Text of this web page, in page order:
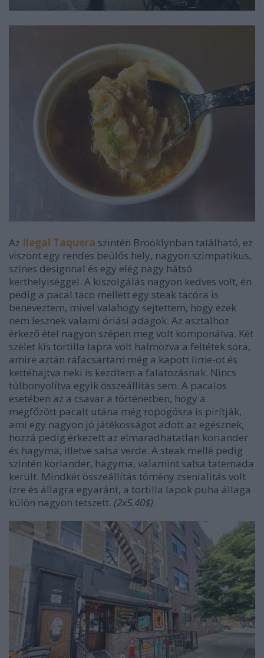
Az Ilegal Taquera szintén Brooklynban található, ez
viszont egy rendes beülős hely, nagyon szimpatikus,
színes designnal és egy elég nagy hátsó
kerthelyiséggel. A kiszolgálás nagyon kedves volt, én
pedig a pacal taco mellett egy steak tacóra is
beneveztem, mivel valahogy sejtettem, hogy ezek
nem lesznek valami óriási adagok. Az asztalhoz
érkező étel nagyon szépen meg volt komponálva. Két
szelet kis tortilla lapra volt halmozva a feltétek sora,
amire aztán ráfacsartam még a kapott lime-ot és
kettéhajtva neki is kezdtem a falatozásnak. Nincs
túlbonyolítva egyik összeállítás sem. A pacalos
esetében az a csavar a történetben, hogy a
megfőzött pacalt utána még ropogósra is pirítják,
ami egy nagyon jó játékosságot adott az egésznek,
hozzá pedig érkezett az elmaradhatatlan koriander
és hagyma, illetve salsa verde. A steak mellé pedig
szintén koriander, hagyma, valamint salsa tatemada
került. Mindkét összeállítás tömény zsenialitás volt
ízre és állagra egyaránt, a tortilla lapok puha állaga
külön nagyon tetszett. (2x5.40$)